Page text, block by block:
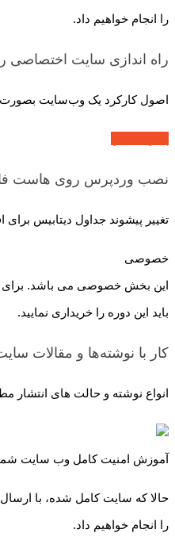
را انجام خواهیم داد.
راه اندازی سایت اختصاصی
اصول کارکرد یک وب‌سایت
نصب وردپرس روی هاست
تغییر پیشوند جداول دیتابیس
خصوصی
این بخش خصوصی می باشد. برای
باید این دوره را خریداری نمایید.
کار با نوشته‌ها و مقالات
انواع نوشته و حالت های انتشار
آموزش امنیت کامل وب سایت
حالا که سایت کامل شده، با
را انجام خواهیم داد.